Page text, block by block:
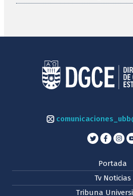
Portada
Tv Noticias
Tribuna